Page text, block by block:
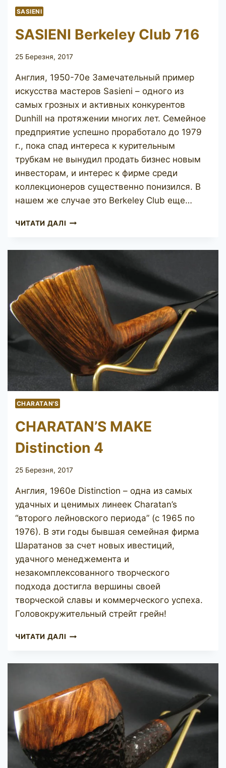
SASIENI
SASIENI Berkeley Club 716
25 Березня, 2017
Англия, 1950-70е Замечательный пример
искусства мастеров Sasieni – одного из
самых грозных и активных конкурентов
Dunhill на протяжении многих лет. Семейное
предприятие успешно проработало до 1979
г., пока спад интереса к курительным
трубкам не вынудил продать бизнес новым
инвесторам, и интерес к фирме среди
коллекционеров существенно понизился. В
нашем же случае это Berkeley Club еще…
ЧИТАТИ ДАЛІ SASIENI
716
CHARATAN'S
CHARATAN’S MAKE
Distinction 4
25 Березня, 2017
Англия, 1960е Distinction – одна из самых
удачных и ценимых линеек Charatan’s
“второго лейновского периода” (с 1965 по
1976). В эти годы бывшая семейная фирма
Шаратанов за счет новых ивестиций,
удачного менеджемента и
незакомплексованного творческого
подхода достигла вершины своей
творческой славы и коммерческого успеха.
Головокружительный стрейт грейн!
ЧИТАТИ ДАЛІ CHARATAN’S
4